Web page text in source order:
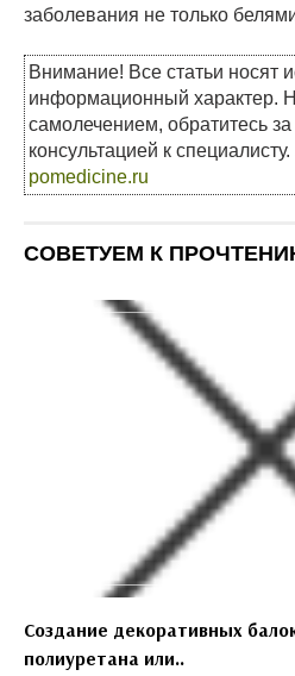
заболевания не только
Внимание! Все статьи носят
информационный характер.
самолечением, обратитесь
консультацией к
pomedicine.ru
СОВЕТУЕМ К
Создание декоративных
полиуретана или..